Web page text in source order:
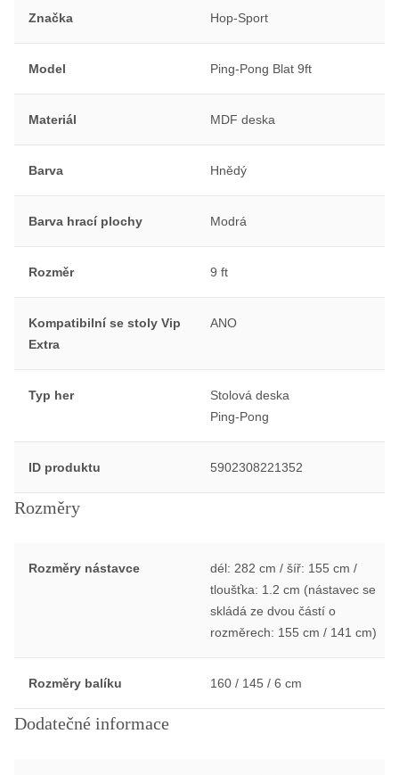
Značka Hop-Sport
Model Ping-Pong Blat 9ft
Materiál MDF deska
Barva Hnědý
Barva hrací plochy Modrá
Rozměr 9 ft
Kompatibilní se stoly Vip
Extra
ANO
Typ her
Stolová deska
Ping-Pong
ID produktu 5902308221352
Rozměry
Rozměry nástavce
dél: 282 cm / šíř: 155 cm /
tloušťka: 1.2 cm (nástavec se
skládá ze dvou částí o
rozměrech: 155 cm / 141 cm)
Rozměry balíku 160 / 145 / 6 cm
Dodatečné informace